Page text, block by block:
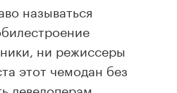
называться
ни режиссеры
этот чемодан без
девелоперам.